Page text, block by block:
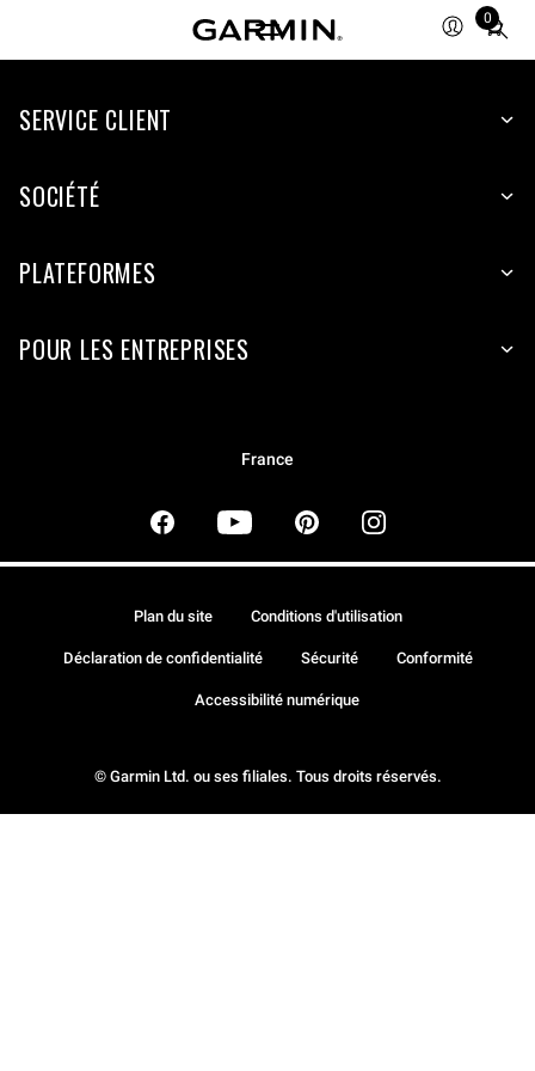
0
Total
items
cart:
SERVICE CLIENT
SOCIÉTÉ
PLATEFORMES
POUR LES ENTREPRISES
France
© Garmin Ltd. ou ses filiales. Tous droits réservés.
Plan du site Conditions d'utilisation
Déclaration de confidentialité Sécurité Conformité
Accessibilité numérique